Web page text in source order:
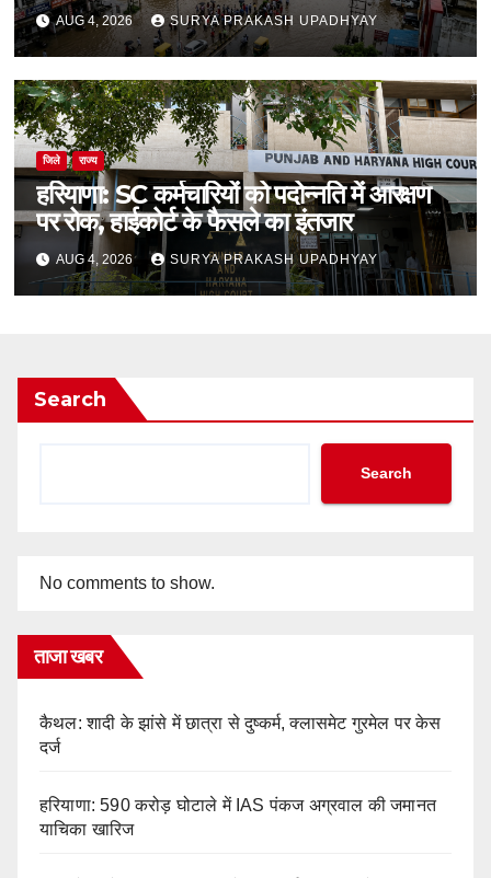
AUG 4, 2026 SURYA PRAKASH UPADHYAY
जिले राज्य
हरियाणा: SC कर्मचारियों को पदोन्नति में आरक्षण
पर रोक, हाईकोर्ट के फैसले का इंतजार
AUG 4, 2026 SURYA PRAKASH UPADHYAY
Search
Search
No comments to show.
ताजा खबर
कैथल: शादी के झांसे में छात्रा से दुष्कर्म, क्लासमेट गुरमेल पर केस
दर्ज
हरियाणा: 590 करोड़ घोटाले में IAS पंकज अग्रवाल की जमानत
याचिका खारिज